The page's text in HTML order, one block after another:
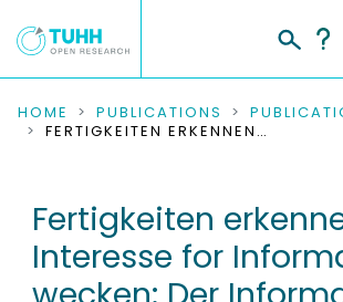
COMMUNITIES & COLLECTIONS
RESEARCH DATA
PEOPLE
HOME PUBLICATIONS
FERTIGKEITEN ERKENNEN UND INTERESSE FOR INFORMATIK WECKEN: DER INFORMATIKTEST VON MINTFIT HAMBURG
Fertigkeiten
Interesse for